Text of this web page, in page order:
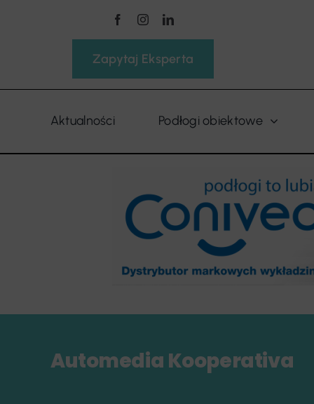
Zapytaj Eksperta
Aktualności Podłogi obiektowe
Automedia Kooperativa